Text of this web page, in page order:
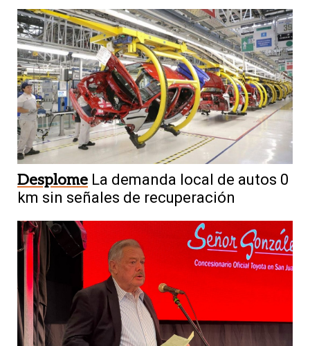
Desplome La demanda local de autos 0
km sin señales de recuperación